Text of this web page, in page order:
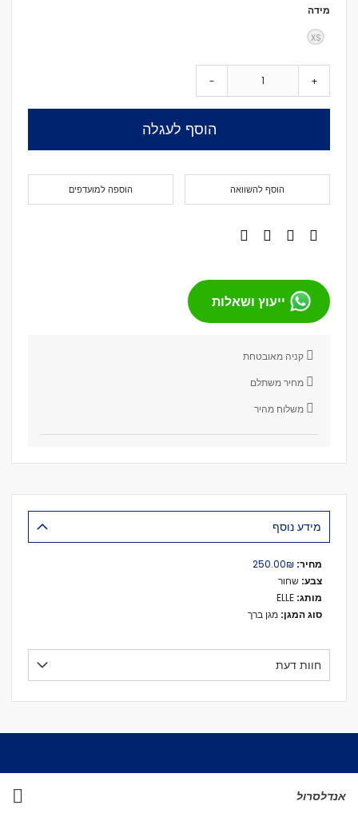
מידה
XS
- +
הוסף לעגלה
הוספה למועדפים הוסף להשוואה
ייעוץ ושאלות
קניה מאובטחת
מחיר משתלם
משלוח מהיר
מידע נוסף
מידע
נוסף
₪‏250.00
שחור
מגן ברך
חוות דעת
אנדלסרול